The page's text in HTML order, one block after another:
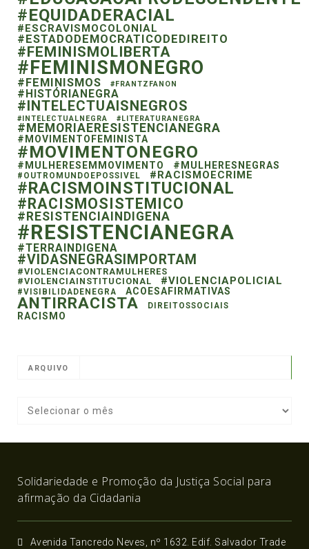
#EQUIDADERACIAL
#ESCRAVISMOCOLONIAL
#ESTADODEMOCRATICODEDIREITO
#FEMINISMOLIBERTA
#FEMINISMONEGRO
#FEMINISMOS #FRANTZFANON
#HISTÓRIANEGRA
#INTELECTUAISNEGROS
#INTELECTUALNEGRA #LITERATURANEGRA
#MEMORIAERESISTENCIANEGRA
#MOVIMENTOFEMINISTA
#MOVIMENTONEGRO
#MULHERESEMMOVIMENTO #MULHERESNEGRAS
#OUTROMUNDOEPOSSIVEL #RACISMOECRIME
#RACISMOINSTITUCIONAL
#RACISMOSISTEMICO
#RESISTENCIAINDIGENA
#RESISTENCIANEGRA
#TERRAINDIGENA
#VIDASNEGRASIMPORTAM
#VIOLENCIACONTRAMULHERES
#VIOLENCIAINSTITUCIONAL
#VIOLENCIAPOLICIAL
#VISIBILIDADENEGRA ACOESAFIRMATIVAS
ANTIRRACISTA DIREITOSSOCIAIS
RACISMO
ARQUIVO
Solidariedade e Promoção da Justiça Social para
afirmação da Cidadania
Avenida Tancredo Neves, nº 1632. Edif. Salvador Trade